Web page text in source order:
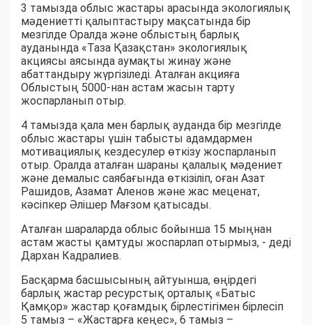
3 тамызда облыс жастары арасында экологиялық
мәдениетті қалыптастыру мақсатында бір
мезгілде Оралда және облыстың барлық
ауданында «Таза Қазақстан» экологиялық
акциясы аясында аумақты жинау және
абаттандыру жүргізіледі. Аталған акцияға
Облыстың 5000-нан астам жасын тарту
жоспарланып отыр.
4 тамызда қала мен барлық ауданда бір мезгілде
облыс жастары үшін табысты адамдармен
мотивациялық кездесулер өткізу жоспарланып
отыр. Оралда аталған шараны қалалық мәдениет
және демалыс саябағында өткізіліп, оған Азат
Рашидов, Азамат Аленов және жас меценат,
кәсіпкер Әлішер Мағзом қатысады.
Аталған шараларда облыс бойынша 15 мыңнан
астам жасты қамтуды жоспарлап отырмыз, - деді
Дархан Кадралиев.
Басқарма басшысының айтуынша, өңірдегі
барлық жастар ресурстық орталық «Батыс
Қамқор» жастар қоғамдық бірлестігімен бірлесіп
5 тамыз – «Жастарға кеңес», 6 тамыз –